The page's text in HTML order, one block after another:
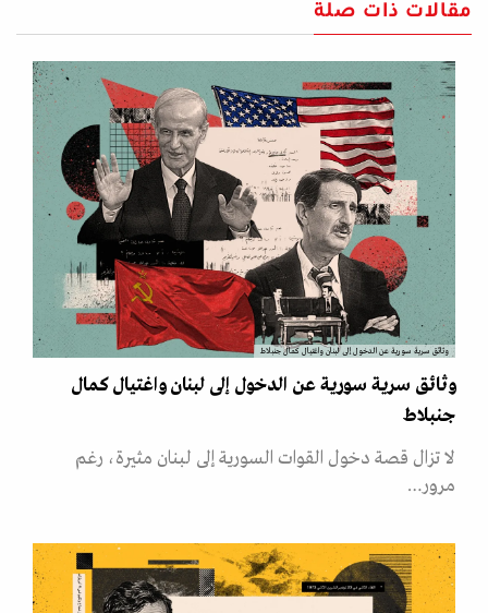
مقالات ذات صلة
وثائق سرية سورية عن الدخول إلى لبنان واغتيال كمال جنبلاط
وثائق سرية سورية عن الدخول إلى لبنان واغتيال كمال
جنبلاط
لا تزال قصة دخول القوات السورية إلى لبنان مثيرة، رغم
مرور…